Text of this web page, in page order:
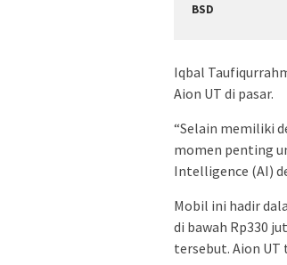
BSD
Iqbal
Aion UT di pasar.
“Selain memiliki
momen penting
Intelligence (AI)
Mobil ini hadir
di bawah Rp330
tersebut. Aion UT